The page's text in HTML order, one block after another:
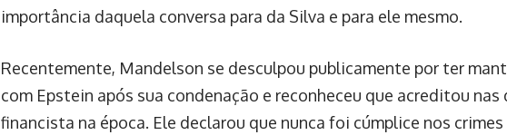
importância daquela conversa para da Silva e para ele mesmo.
Recentemente, Mandelson se desculpou publicamente por ter
com Epstein após sua condenação e reconheceu que acreditou nas
financista na época. Ele declarou que nunca foi cúmplice nos